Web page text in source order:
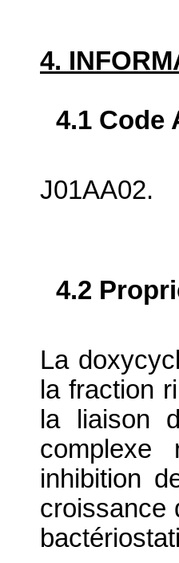
4.
4.1 Code
J01AA02.
4.2
La
la fraction
la liaison
complexe
inhibition
croissance